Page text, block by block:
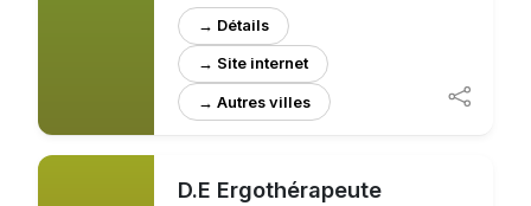
→ Détails
→ Site internet
D.E Ergothérapeute